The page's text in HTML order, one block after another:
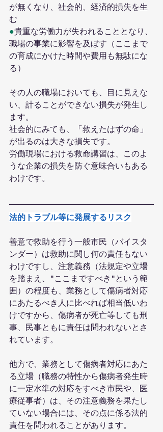
が無くなり、社会的、経済的損失を生
む
●貴重な労働力が失われることとなり、
職場の事業に影響を及ぼす（ここまで
の育成にかけた時間や費用も無駄にな
る）
その人の職場においても、目に見えな
い、計ることができない損失が発生し
ます。
社会的にみても、「救えたはずの命」
が出るのは大きな損失です。
労働現場における救命講習は、このよ
うな企業の損失を防ぐ意味合いもある
わけです。
法的トラブル等に発展するリスク
善意で救助を行う一般市民（バイスタ
ンダー）は救助に関し何の責任もない
わけですし、注意義務（法規定や立場
を踏まえ、"ここまですべき"という範
囲）の程度も、業務として傷病者対応
にあたるべき人に比べれば相当低いわ
けですから、傷病者が死亡等しても刑
事、民事ともに責任は問われないとさ
れています。
他方で、業務として傷病者対応にあた
る立場（職務の特性から傷病者発生時
に一定水準の対応をすべき市民や、医
療従事者）は、その注意義務を果たし
ていない場合には、その点に係る法的
責任を問われることがあります。